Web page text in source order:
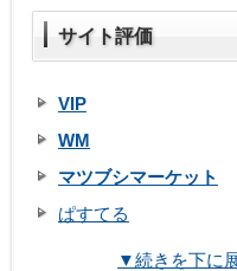
サイト評価
VIP
WM
マツブシマーケット
ぱすてる
▼続きを下に